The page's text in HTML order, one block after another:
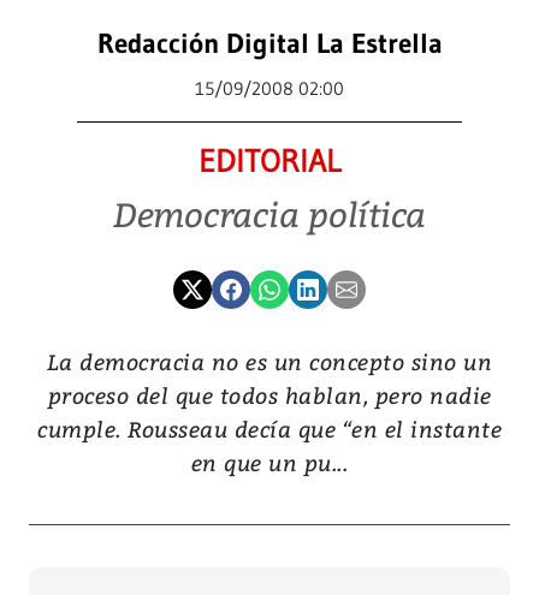
Redacción Digital La Estrella
15/09/2008 02:00
EDITORIAL
Democracia política
La democracia no es un concepto sino un
proceso del que todos hablan, pero nadie
cumple. Rousseau decía que “en el instante
en que un pu...